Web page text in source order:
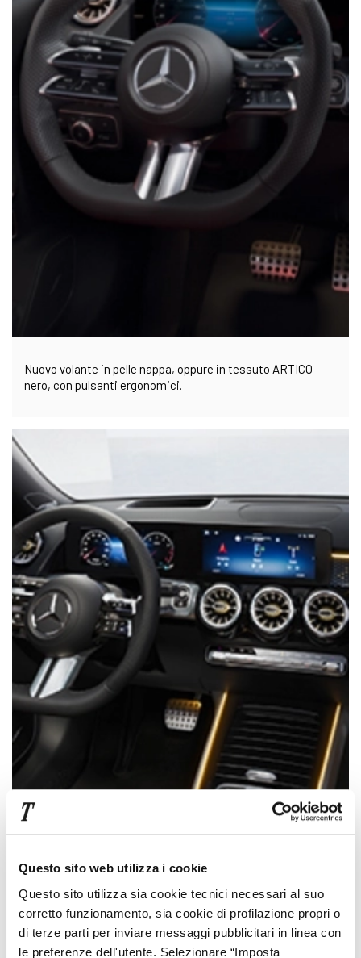
Questo sito web utilizza i cookie
Questo sito utilizza sia cookie tecnici necessari al suo
corretto funzionamento, sia cookie di profilazione propri o
di terze parti per inviare messaggi pubblicitari in linea con
le preferenze dell'utente. Selezionare “Imposta
Nuovo volante in pelle nappa, oppure in tessuto ARTICO
nero, con pulsanti ergonomici.
Display da 7 e 10,25 pollici uniti in un unico schermo con
sistema MBUX di ultima generazione.